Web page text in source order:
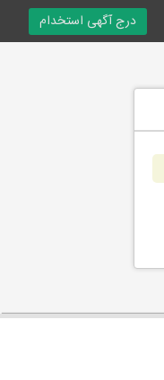
درج آگهی استخدام